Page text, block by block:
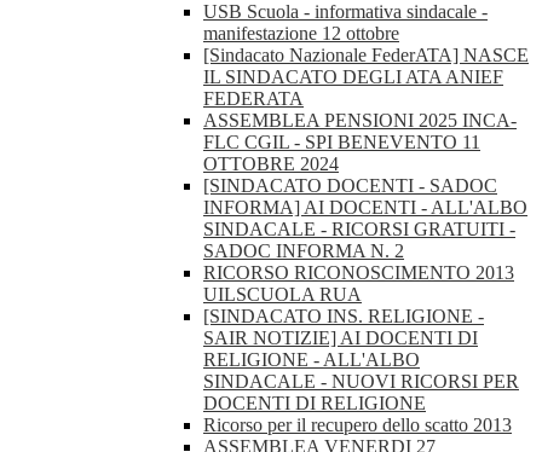
USB Scuola - informativa sindacale -
manifestazione 12 ottobre
[Sindacato Nazionale FederATA] NASCE
IL SINDACATO DEGLI ATA ANIEF
FEDERATA
ASSEMBLEA PENSIONI 2025 INCA-
FLC CGIL - SPI BENEVENTO 11
OTTOBRE 2024
[SINDACATO DOCENTI - SADOC
INFORMA] AI DOCENTI - ALL'ALBO
SINDACALE - RICORSI GRATUITI -
SADOC INFORMA N. 2
RICORSO RICONOSCIMENTO 2013
UILSCUOLA RUA
[SINDACATO INS. RELIGIONE -
SAIR NOTIZIE] AI DOCENTI DI
RELIGIONE - ALL'ALBO
SINDACALE - NUOVI RICORSI PER
DOCENTI DI RELIGIONE
Ricorso per il recupero dello scatto 2013
ASSEMBLEA VENERDI 27